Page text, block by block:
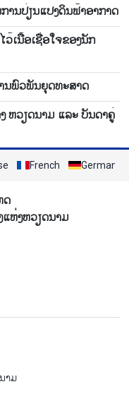
ານ​ປ່ຽນ​ແປງ​ດິນ​ຟ້າ​ອາ​ກາດ
ເນື້ອເຊື່ອໃຈຂອງນັກ
ນພົວພັນຍຸດທະສາດ
ຫວຽດ​ນາມ ແລະ ບັນ​ດາ​ຄູ່​
French German
ດ
ຫ່ງຫວຽດນາມ
າມ